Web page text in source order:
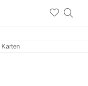
Karten
Pfalz